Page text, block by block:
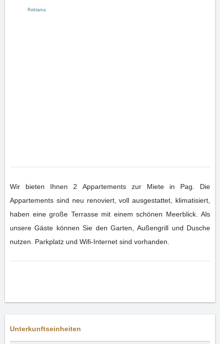
Wir bieten Ihnen 2 Appartements zur Miete in Pag. Die
Appartements sind neu renoviert, voll ausgestattet, klimatisiert,
haben eine große Terrasse mit einem schönen Meerblick. Als
unsere Gäste können Sie den Garten, Außengrill und Dusche
nutzen. Parkplatz und Wifi-Internet sind vorhanden.
Unterkunftseinheiten